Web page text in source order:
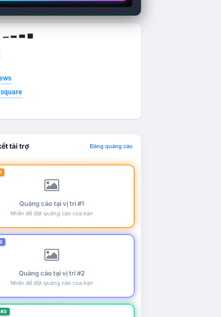
▁ ▂ ▃ ▄
tài trợ Đăng quảng cáo
Quảng cáo tại vị trí #1
Nhấn để đặt quảng cáo của bạn
Quảng cáo tại vị trí #2
Nhấn để đặt quảng cáo của bạn